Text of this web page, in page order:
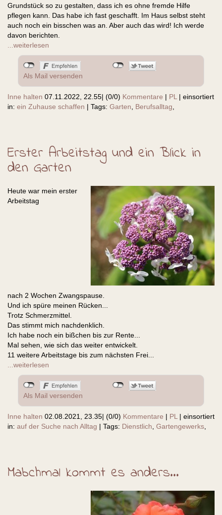
Grundstück so zu gestalten, dass ich es ohne fremde Hilfe
pflegen kann. Das habe ich fast geschafft. Im Haus selbst steht
auch noch ein bisschen was an. Aber auch das wird! Ich werde
davon berichten.
...weiterlesen
Als Mail versenden
Inne halten 07.11.2022, 22.55| (0/0) Kommentare | PL | einsortiert
in: ein Zuhause schaffen | Tags: Garten Berufsalltag
Erster Arbeitstag und ein Blick in
den Garten
Heute war mein erster
Arbeitstag
nach 2 Wochen Zwangspause.
Und ich spüre meinen Rücken...
Trotz Schmerzmittel.
Das stimmt mich nachdenklich.
Ich habe noch ein bißchen bis zur Rente...
Mal sehen, wie sich das weiter entwickelt.
11 weitere Arbeitstage bis zum nächsten Frei...
...weiterlesen
Als Mail versenden
Inne halten 02.08.2021, 23.35| (0/0) Kommentare | PL | einsortiert
in: auf der Suche nach Alltag | Tags: Dienstlich Gartengewerks
Mabchmal kommt es anders...